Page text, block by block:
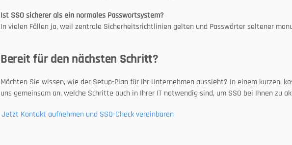
Ist SSO sicherer als ein normales Passwortsystem?
In vielen Fällen ja, weil zentrale Sicherheitsrichtlinien gelten und Passwörter seltener
Bereit für den nächsten Schritt?
Möchten Sie wissen, wie der Setup-Plan für Ihr Unternehmen aussieht? In einem kurzen,
uns gemeinsam an, welche Schritte auch in Ihrer IT notwendig sind, um SSO bei Ihnen zu
Jetzt Kontakt aufnehmen und SSO-Check vereinbaren